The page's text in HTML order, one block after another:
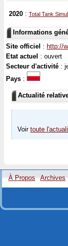
2020 : Total Tank
Informations
Site officiel : http://
Etat actuel : ouvert
Secteur d'activité :
Pays :
Actualité
Voir toute
À Propos Archives